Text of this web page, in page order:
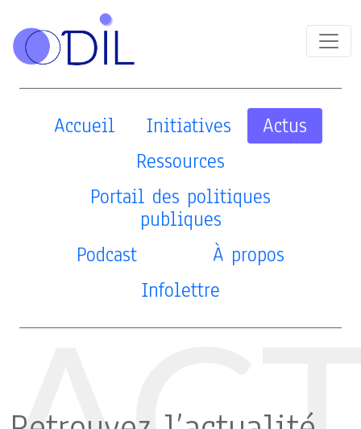
Accueil Initiatives
Actus
Ressources
Portail des politiques
publiques
Podcast
À propos
Infolettre